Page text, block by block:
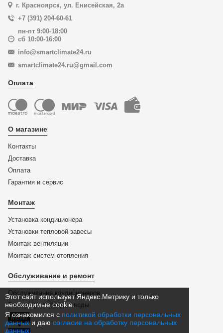
Этот сайт использует Яндекс.Метрику и только
необходимые cookie.
Я ознакомился с политикой обработки персональных
данныхи даю согласие на обработку персональных
данных.
г. Красноярск, ул. Енисейская, 2а
+7 (391) 204-60-61
пн-пт 9:00-18:00
сб 10:00-16:00
info@smartclimate24.ru
smartclimate24.ru@gmail.com
Оплата
О магазине
Контакты
Доставка
Оплата
Гарантия и сервис
Монтаж
Установка кондиционера
Установки тепловой завесы
Монтаж вентиляции
Монтаж систем отопления
Обслуживание и ремонт
Обслуживание кондиционеров
Замена фильтра для воды
Меню